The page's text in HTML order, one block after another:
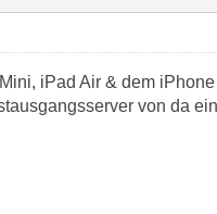
iPad Air & dem
von da